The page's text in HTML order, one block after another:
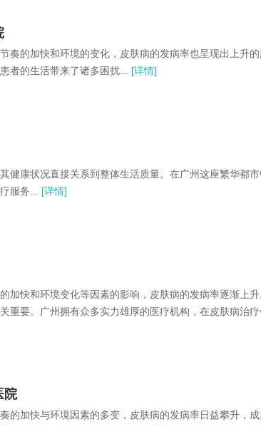
的加快和环境的变化，皮肤病的发病率也呈现出上升
者的生活带来了诸多困扰... [详情]
康状况直接关系到整体生活质量。在广州这座繁华都
服务... [详情]
快和环境变化等因素的影响，皮肤病的发病率逐渐上升
重要。广州拥有众多实力雄厚的医疗机构，在皮肤病治
院
加快与环境因素的多变，皮肤病的发病率日益攀升，成